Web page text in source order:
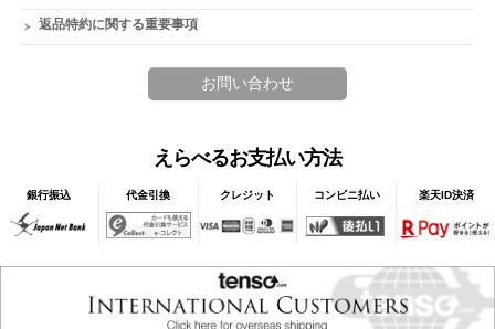
返品特約に関する重要事項
えらべるお支払い方法
銀行振込 代金引換 クレジット コンビニ払い 楽天ID決済